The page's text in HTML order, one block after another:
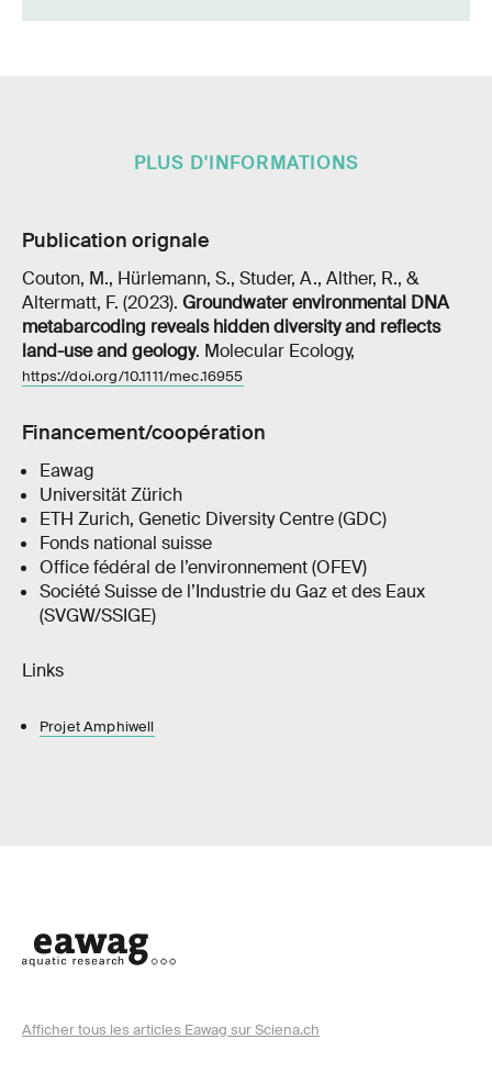
PLUS D'INFORMATIONS
Publication orignale
Couton, M., Hürlemann, S., Studer, A., Alther, R., &
Altermatt, F. (2023). Groundwater environmental DNA
metabarcoding reveals hidden diversity and reflects
land-use and geology. Molecular Ecology,
https://doi.org/10.1111/mec.16955
Financement/coopération
Eawag
Universität Zürich
ETH Zurich, Genetic Diversity Centre (GDC)
Fonds national suisse
Office fédéral de l’environnement (OFEV)
Société Suisse de l’Industrie du Gaz et des Eaux
(SVGW/SSIGE)
Links
Projet Amphiwell
Afficher tous les articles Eawag sur Sciena.ch